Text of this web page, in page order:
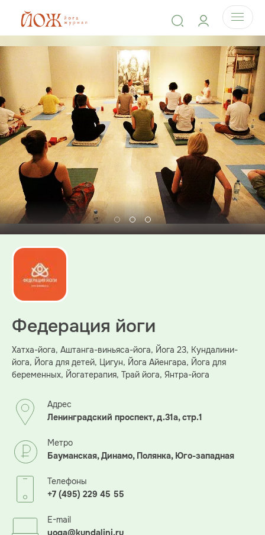
Федерация йоги
Хатха-йога, Аштанга-виньяса-йога, Йога 23, Кундалини-
йога, Йога для детей, Цигун, Йога Айенгара, Йога для
беременных, Йогатерапия, Трай йога, Янтра-йога
Адрес
Ленинградский проспект, д.31а, стр.1
Метро
Бауманская, Динамо, Полянка, Юго-западная
Телефоны
+7 (495) 229 45 55
E-mail
yoga@kundalini.ru